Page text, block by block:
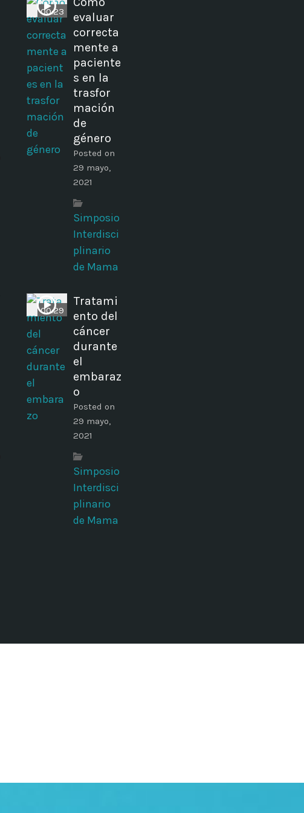
00:23
evaluar
correcta
mente a
paciente
s en la
trasfor
mación
de
género
Posted on
29 mayo,
2021
Simposio
Interdisci
plinario
de Mama
00:29
Tratami
ento del
cáncer
durante
el
embaraz
o
Posted on
29 mayo,
2021
Simposio
Interdisci
plinario
de Mama